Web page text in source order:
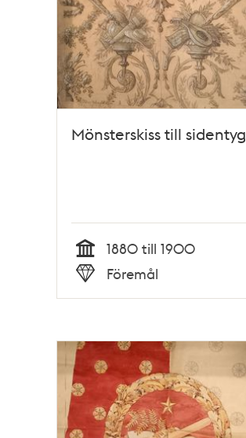
Mönsterskiss till sidentyg
Tid
1880 till 1900
Typ
Föremål